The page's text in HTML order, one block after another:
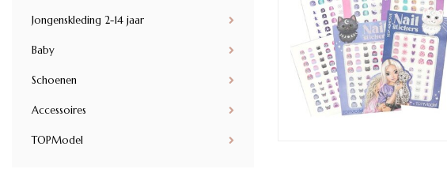
Jongenskleding 2-14 jaar
Baby
Schoenen
Accessoires
TOPModel